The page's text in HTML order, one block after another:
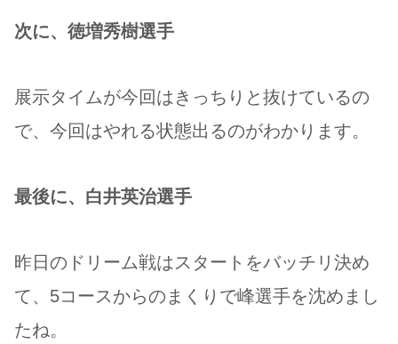
次に、徳増秀樹選手
展示タイムが今回はきっちりと抜けているの
で、今回はやれる状態出るのがわかります。
最後に、白井英治選手
昨日のドリーム戦はスタートをバッチリ決め
て、5コースからのまくりで峰選手を沈めまし
たね。